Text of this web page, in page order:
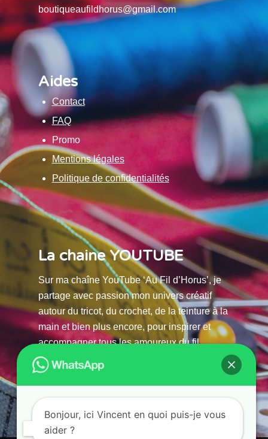
boutiqueaufildhorus@gmail.com
Aides
Contact
FAQ
Promo
Mentions légales
Politique de confidentialités
La chaine YOUTUBE
Sur ma chaîne YouTube ‘Au Fil d’Horus’, je
partage avec passion mon univers créatif
autour du tricot, du crochet, de la teinture à la
main et bien plus encore, pour inspirer et
accompagner tous les amoureux du fil.
Bonjour, ici Vincent en quoi puis-je vous
aider ?